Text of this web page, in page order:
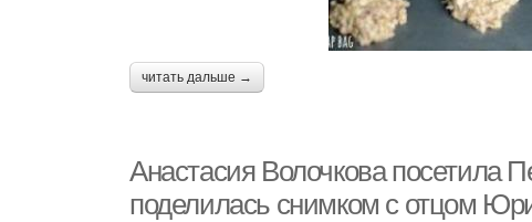
читать дальше →
Анастасия Волочкова посетила
поделилась снимком с отцом